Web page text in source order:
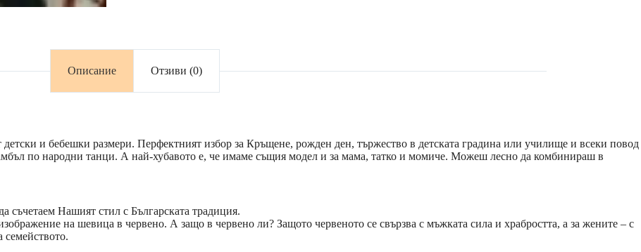
Описание Отзиви (0)
и бебешки размери. Перфектният избор за Кръщене, рожден ден, тържество в детската градина или училище и всеки повод
по народни танци. А най-хубавото е, че имаме същия модел и за мама, татко и момиче. Можеш лесно да комбинираш в
Нашият стил с Българската традиция.
на шевица в червено. А защо в червено ли? Защото червеното се свързва с мъжката сила и храбростта, а за жените – с
семейството.